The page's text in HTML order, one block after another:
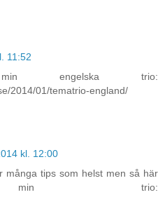
11:52
engelska trio:
2014/01/tematrio-england/
kl. 12:00
många tips som helst men så här
trio: